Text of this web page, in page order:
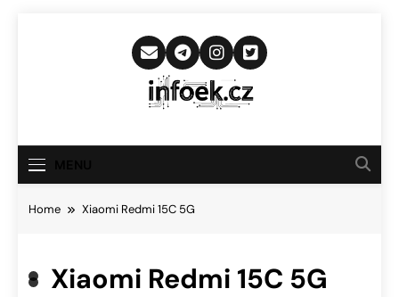
Infoek.cz
Novinkám
Home Xiaomi Redmi 15C 5G
Xiaomi Redmi 15C 5G